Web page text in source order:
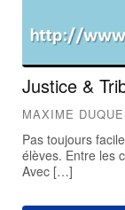
Justice &
MAXIME
Pas toujours
élèves. Entre les
Avec […]